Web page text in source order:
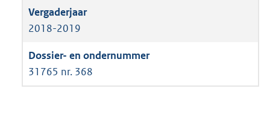
2018-2019
31765 nr. 368